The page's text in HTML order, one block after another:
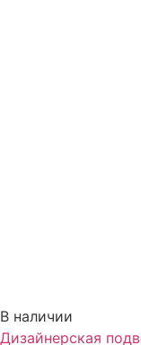
В наличии
Дизайнерская